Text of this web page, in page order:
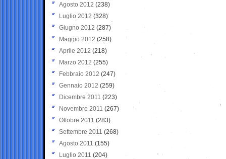
Agosto 2012 (238)
Luglio 2012 (328)
Giugno 2012 (287)
Maggio 2012 (258)
Aprile 2012 (218)
Marzo 2012 (255)
Febbraio 2012 (247)
Gennaio 2012 (259)
Dicembre 2011 (223)
Novembre 2011 (267)
Ottobre 2011 (283)
Settembre 2011 (268)
Agosto 2011 (155)
Luglio 2011 (204)